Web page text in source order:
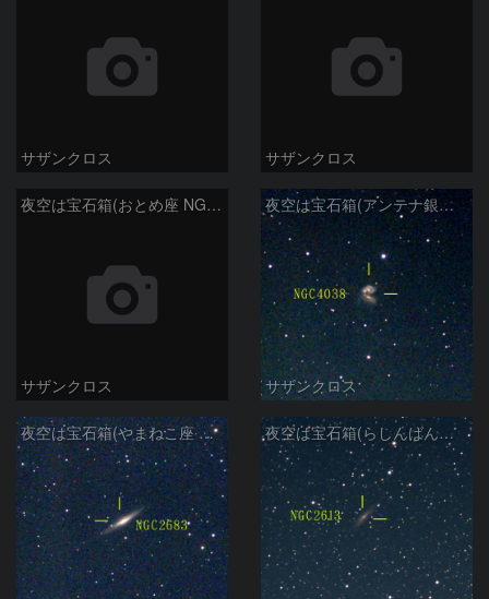
サザンクロス サザンクロス
夜空は宝石箱(おとめ座 NGC5746) Seestar50
サザンクロス
夜空は宝石箱(アンテナ銀河 NGC4038) Seestar50
サザンクロス
夜空は宝石箱(やまねこ座 NGC2683) Seestar50 夜空は宝石箱(らしんばん座 NGC2613) Seestar50